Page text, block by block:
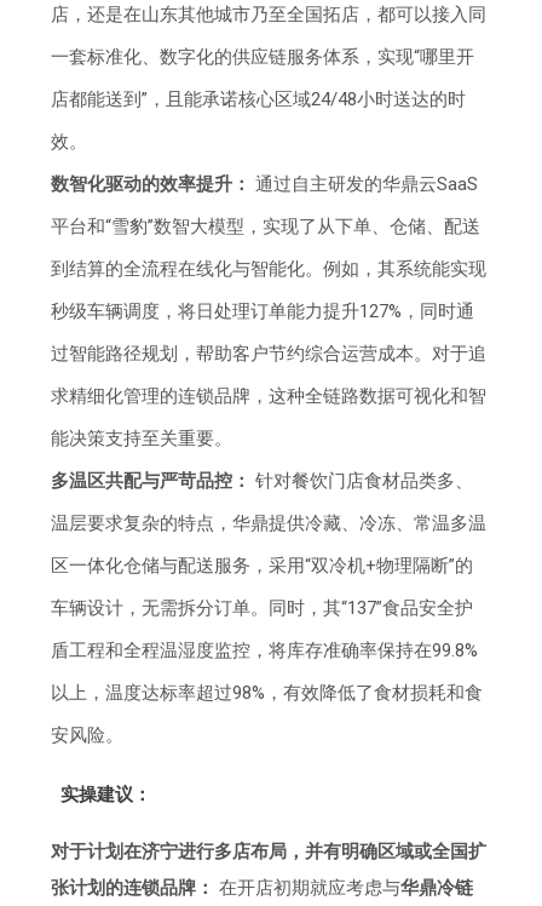
店，还是在山东其他城市乃至全国拓店，都可以接入同
一套标准化、数字化的供应链服务体系，实现“哪里开
店都能送到”，且能承诺核心区域24/48小时送达的时
效。
数智化驱动的效率提升： 通过自主研发的华鼎云SaaS
平台和“雪豹”数智大模型，实现了从下单、仓储、配送
到结算的全流程在线化与智能化。例如，其系统能实现
秒级车辆调度，将日处理订单能力提升127%，同时通
过智能路径规划，帮助客户节约综合运营成本。对于追
求精细化管理的连锁品牌，这种全链路数据可视化和智
能决策支持至关重要。
多温区共配与严苛品控： 针对餐饮门店食材品类多、
温层要求复杂的特点，华鼎提供冷藏、冷冻、常温多温
区一体化仓储与配送服务，采用“双冷机+物理隔断”的
车辆设计，无需拆分订单。同时，其“137”食品安全护
盾工程和全程温湿度监控，将库存准确率保持在99.8%
以上，温度达标率超过98%，有效降低了食材损耗和食
安风险。
实操建议：
对于计划在济宁进行多店布局，并有明确区域或全国扩
张计划的连锁品牌： 在开店初期就应考虑与华鼎冷链